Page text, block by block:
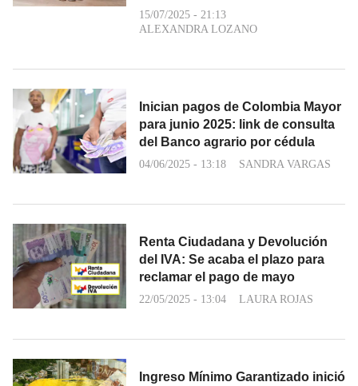
15/07/2025 - 21:13
ALEXANDRA LOZANO
Inician pagos de Colombia Mayor
para junio 2025: link de consulta
del Banco agrario por cédula
04/06/2025 - 13:18 SANDRA VARGAS
Renta Ciudadana y Devolución
del IVA: Se acaba el plazo para
reclamar el pago de mayo
22/05/2025 - 13:04 LAURA ROJAS
Ingreso Mínimo Garantizado inició